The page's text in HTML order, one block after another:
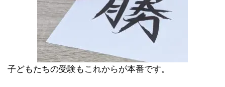
子どもたちの受験もこれからが本番です。